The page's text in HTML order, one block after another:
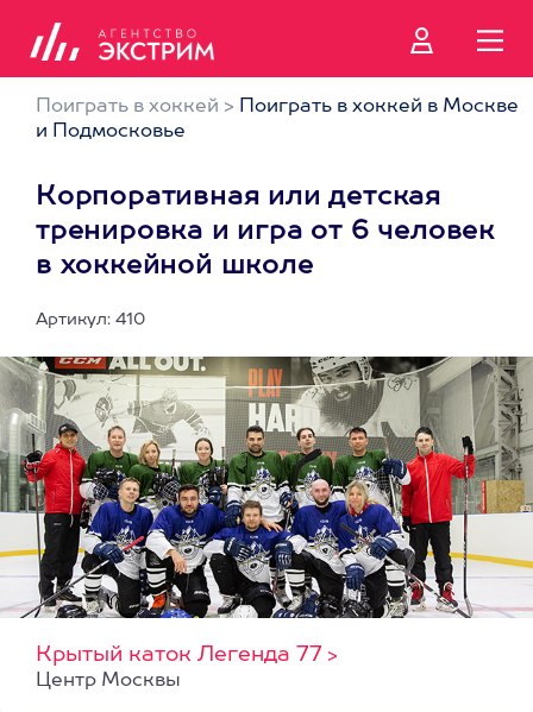
Поиграть в хоккей >
Поиграть в хоккей в Москве
и Подмосковье
Корпоративная или детская
тренировка и игра от 6 человек
в хоккейной школе
Артикул: 410
Крытый каток Легенда 77 >
Центр Москвы